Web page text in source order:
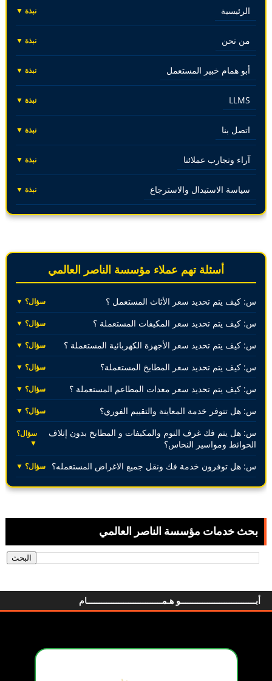
الرئيسية نبذة ▼
من نحن نبذة ▼
أبو همام خبير المستعمل نبذة ▼
LLMS نبذة ▼
اتصل بنا نبذة ▼
آراء وتجارب عملائنا نبذة ▼
سياسة الاستبدال والاسترجاع نبذة ▼
أسئلة تهم عملاء مؤسسة الناصر العالمي
س: كيف يتم تحديد سعر الأثاث المستعمل ؟ سؤال؟ ▼
س: كيف يتم تحديد سعر المكيفات المستعملة ؟ سؤال؟ ▼
س: كيف يتم تحديد سعر الأجهزة الكهربائية المستعملة ؟ سؤال؟ ▼
س: كيف يتم تحديد سعر المطابخ المستعملة؟ سؤال؟ ▼
س: كيف يتم تحديد سعر معدات المطاعم المستعملة ؟ سؤال؟ ▼
س: هل تتوفر خدمة المعاينة والتقييم الفوري؟ سؤال؟ ▼
س: هل يتم فك غرف النوم والمكيفات و المطابخ بدون إتلاف
الحوائط ومواسير النحاس؟
سؤال؟
▼
س: هل توفرون خدمة فك ونقل جميع الاغراض المستعمله؟ سؤال؟ ▼
بحث خدمات مؤسسة الناصر العالمي
أبـــــــــــــــــــــــــــــــو هـمـــــــــــــــــــــــــــــــام